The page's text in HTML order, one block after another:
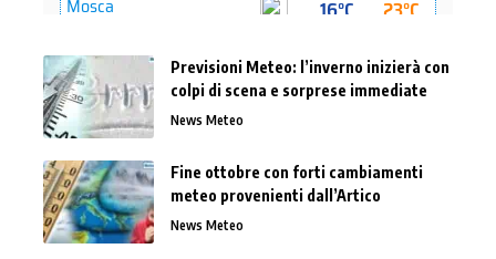
Previsioni Meteo: l’inverno inizierà con
colpi di scena e sorprese immediate
News Meteo
Fine ottobre con forti cambiamenti
meteo provenienti dall’Artico
News Meteo